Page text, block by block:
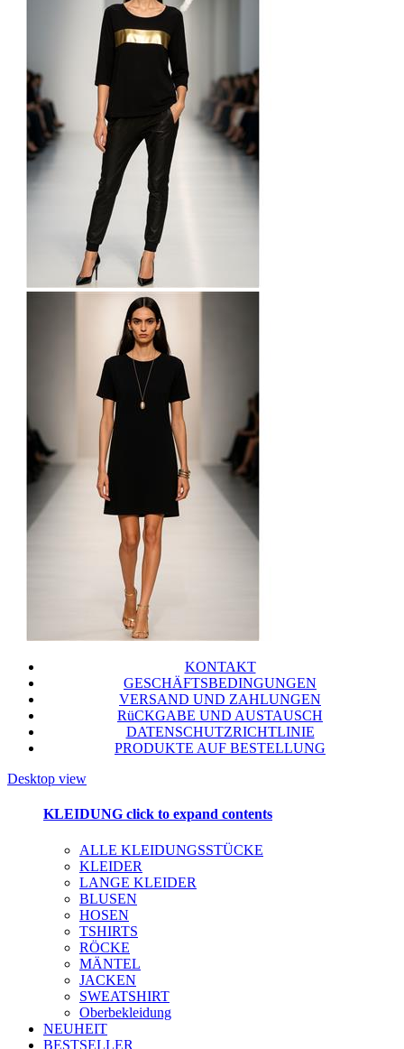
KONTAKT
GESCHÄFTSBEDINGUNGEN
VERSAND UND ZAHLUNGEN
RüCKGABE UND AUSTAUSCH
DATENSCHUTZRICHTLINIE
PRODUKTE AUF BESTELLUNG
Desktop view
KLEIDUNG click to expand contents
ALLE KLEIDUNGSSTÜCKE
KLEIDER
LANGE KLEIDER
BLUSEN
HOSEN
TSHIRTS
RÖCKE
MÄNTEL
JACKEN
SWEATSHIRT
Oberbekleidung
NEUHEIT
BESTSELLER